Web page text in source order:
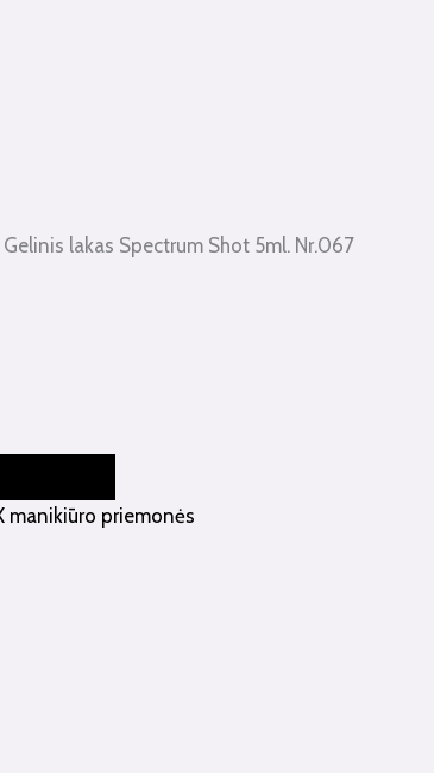
lakas Spectrum Shot 5ml. Nr.067
manikiūro priemonės